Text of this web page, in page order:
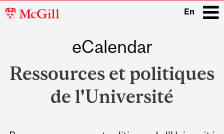
McGill
En
eCalendar
Ressources et politiques
de l'Université